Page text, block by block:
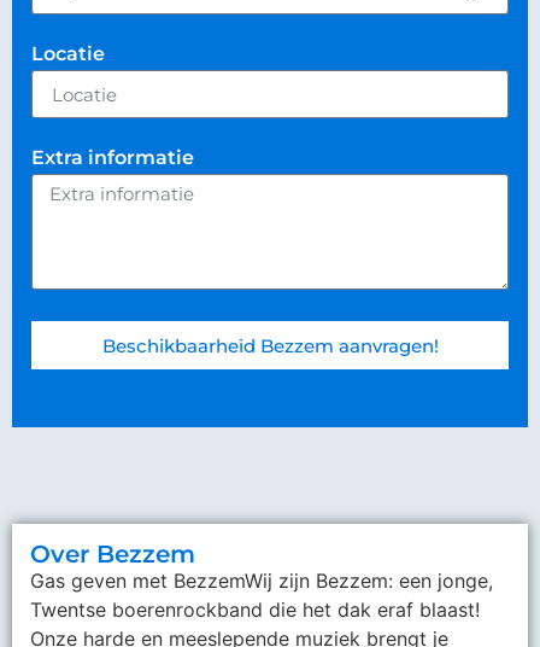
Locatie
Extra informatie
Beschikbaarheid Bezzem aanvragen!
Over Bezzem
Gas geven met Bezzem ​ Wij zijn Bezzem: een jonge,
Twentse boerenrockband die het dak eraf blaast!
Onze harde en meeslepende muziek brengt je